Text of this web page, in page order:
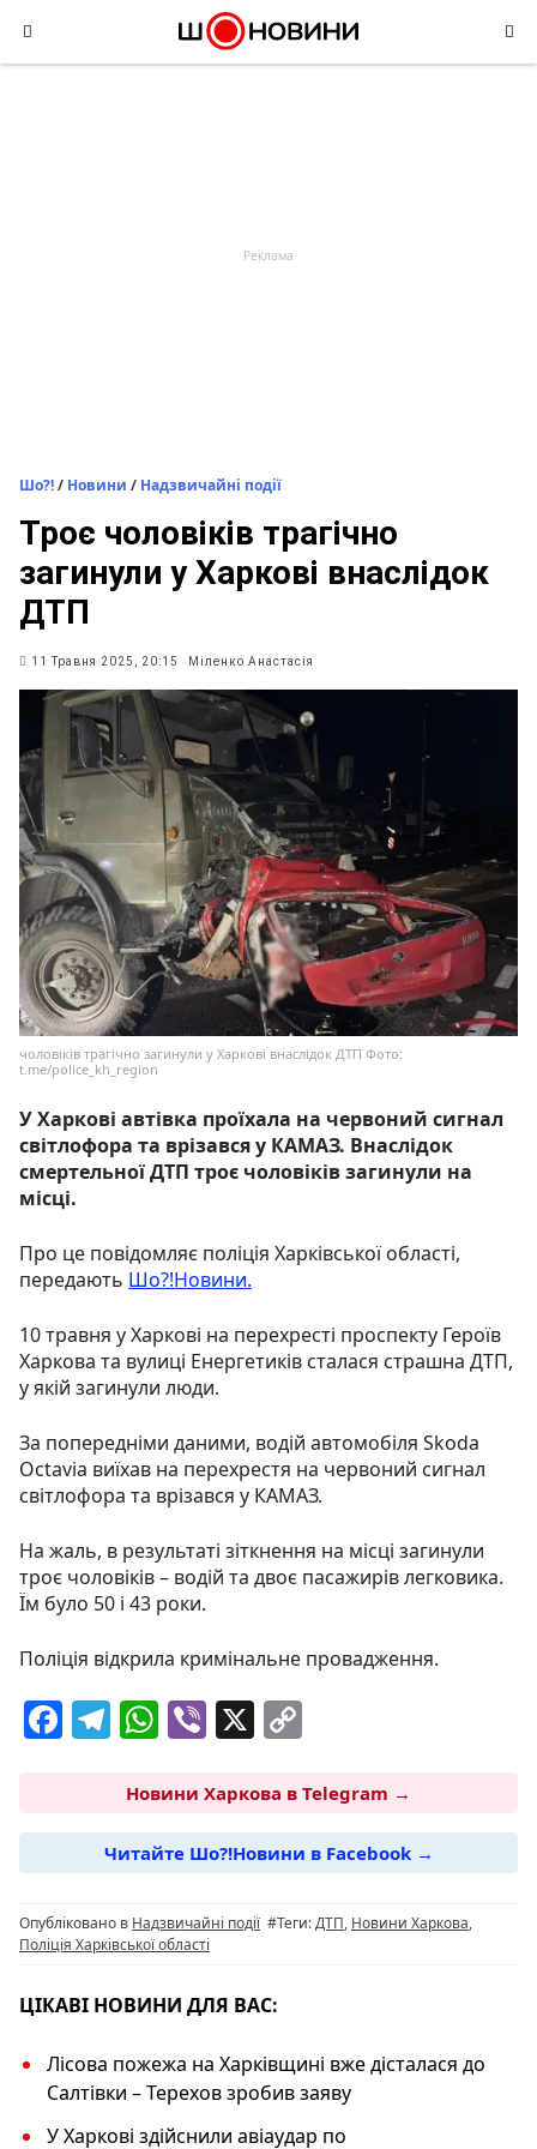
content
Шо?!/ Новини / Надзвичайні події
Троє чоловіків трагічно
загинули у Харкові внаслідок
ДТП
11 Травня 2025, 20:15 Міленко Анастасія
чоловіків трагічно загинули у Харкові внаслідок ДТП Фото:
t.me/police_kh_region
У Харкові автівка проїхала на червоний сигнал
світлофора та врізався у КАМАЗ. Внаслідок
смертельної ДТП троє чоловіків загинули на
місці.
Про це повідомляє поліція Харківської області,
передають Шо?!Новини.
10 травня у Харкові на перехресті проспекту Героїв
Харкова та вулиці Енергетиків сталася страшна ДТП,
у якій загинули люди.
За попередніми даними, водій автомобіля Skoda
Octavia виїхав на перехрестя на червоний сигнал
світлофора та врізався у КАМАЗ.
На жаль, в результаті зіткнення на місці загинули
троє чоловіків – водій та двоє пасажирів легковика.
Їм було 50 і 43 роки.
Поліція відкрила кримінальне провадження.
F
e
b
o
o
k
T
e
g
ra
m
W
at
s
A
p
p
Vi
er
X
p
y
Li
n
Новини Харкова в Telegram →
Читайте Шо?!Новини в Facebook →
Опубліковано в Надзвичайні події #Теги:ДТП, Новини Харкова,
Поліція Харківської області
ЦІКАВІ НОВИНИ ДЛЯ ВАС:
Лісова пожежа на Харківщині вже дісталася до
Салтівки – Терехов зробив заяву
У Харкові здійснили авіаудар по